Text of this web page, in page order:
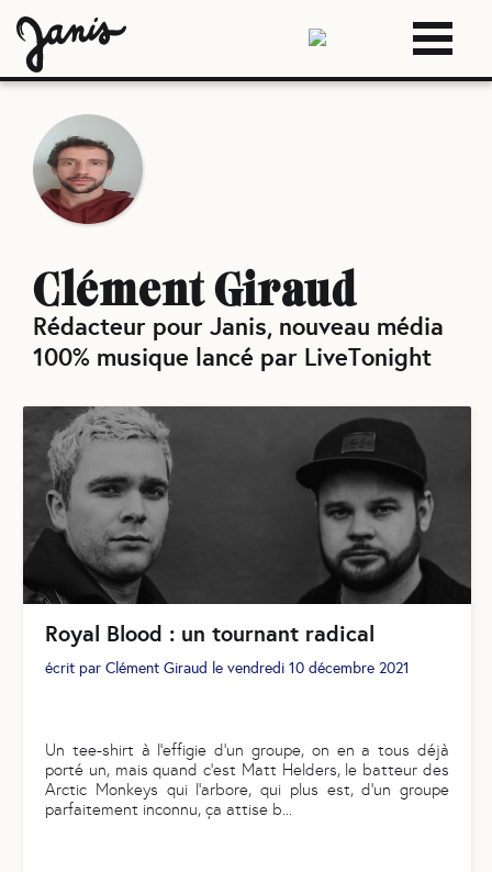
Clément Giraud
Rédacteur pour Janis, nouveau média
100% musique lancé par LiveTonight
Royal Blood : un tournant radical
écrit par Clément Giraud le vendredi 10 décembre 2021
Un tee-shirt à l’effigie d’un groupe, on en a tous déjà
porté un, mais quand c’est Matt Helders, le batteur des
Arctic Monkeys qui l’arbore, qui plus est, d’un groupe
parfaitement inconnu, ça attise b